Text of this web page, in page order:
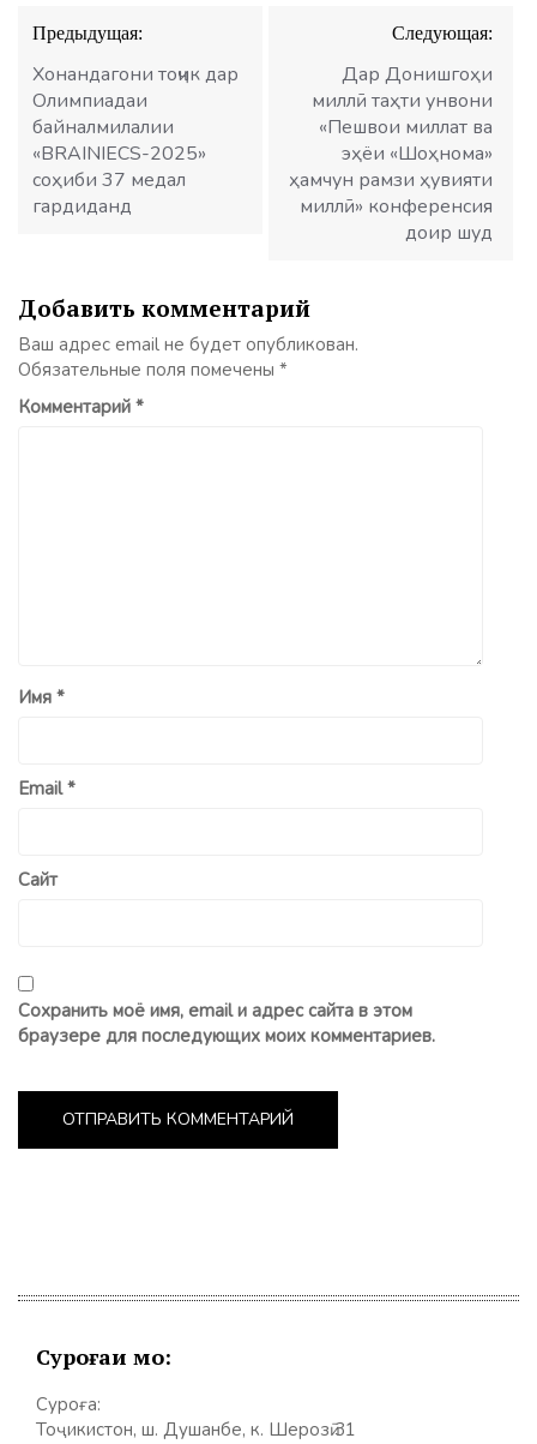
Навигация
по
записям
Предыдущая:
Хонандагони тоҷик дар
Олимпиадаи
байналмилалии
«BRAINIECS-2025»
соҳиби 37 медал
гардиданд
Следующая:
Дар Донишгоҳи
миллӣ таҳти унвони
«Пешвои миллат ва
эҳёи «Шоҳнома»
ҳамчун рамзи ҳувияти
миллӣ» конференсия
доир шуд
Добавить комментарий
Ваш адрес email не будет опубликован.
Обязательные поля помечены *
Комментарий *
Имя *
Email*
Сайт
Сохранить моё имя, email и адрес сайта в этом
браузере для последующих моих комментариев.
Суроғаи мо:
Суроға:
Тоҷикистон, ш. Душанбе, к. Шерозӣ 31